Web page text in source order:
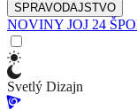
SPRAVODAJSTVO
NOVINY JOJ 24
Svetlý Dizajn